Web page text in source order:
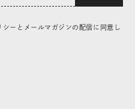
ーとメールマガジンの配信に同意し